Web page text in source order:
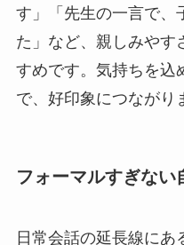
す」「先生の一言で、
た」など、親しみやす
すめです。気持ちを込
で、好印象につながり
フォーマルすぎない
日常会話の延長線に